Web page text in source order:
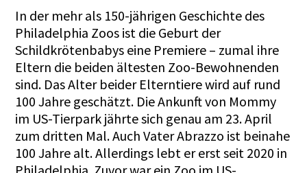
In der mehr als 150-jährigen Geschichte des
Philadelphia Zoos ist die Geburt der
Schildkrötenbabys eine Premiere – zumal ihre
Eltern die beiden ältesten Zoo-Bewohnenden
sind. Das Alter beider Elterntiere wird auf rund
100 Jahre geschätzt. Die Ankunft von Mommy
im US-Tierpark jährte sich genau am 23. April
zum dritten Mal. Auch Vater Abrazzo ist beinahe
100 Jahre alt. Allerdings lebt er erst seit 2020 in